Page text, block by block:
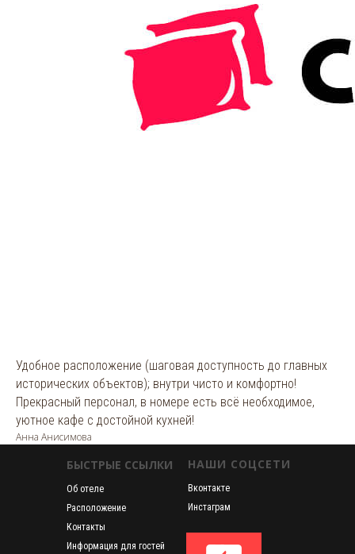
Удобное расположение (шаговая доступность до главных
исторических объектов); внутри чисто и комфортно!
Прекрасный персонал, в номере есть всё необходимое,
уютное кафе с достойной кухней!
Анна Анисимова
БЫСТРЫЕ ССЫЛКИ
Об отеле
Расположение
Контакты
Информация для гостей
НАШИ СОЦСЕТИ
Вконтакте
Инстаграм